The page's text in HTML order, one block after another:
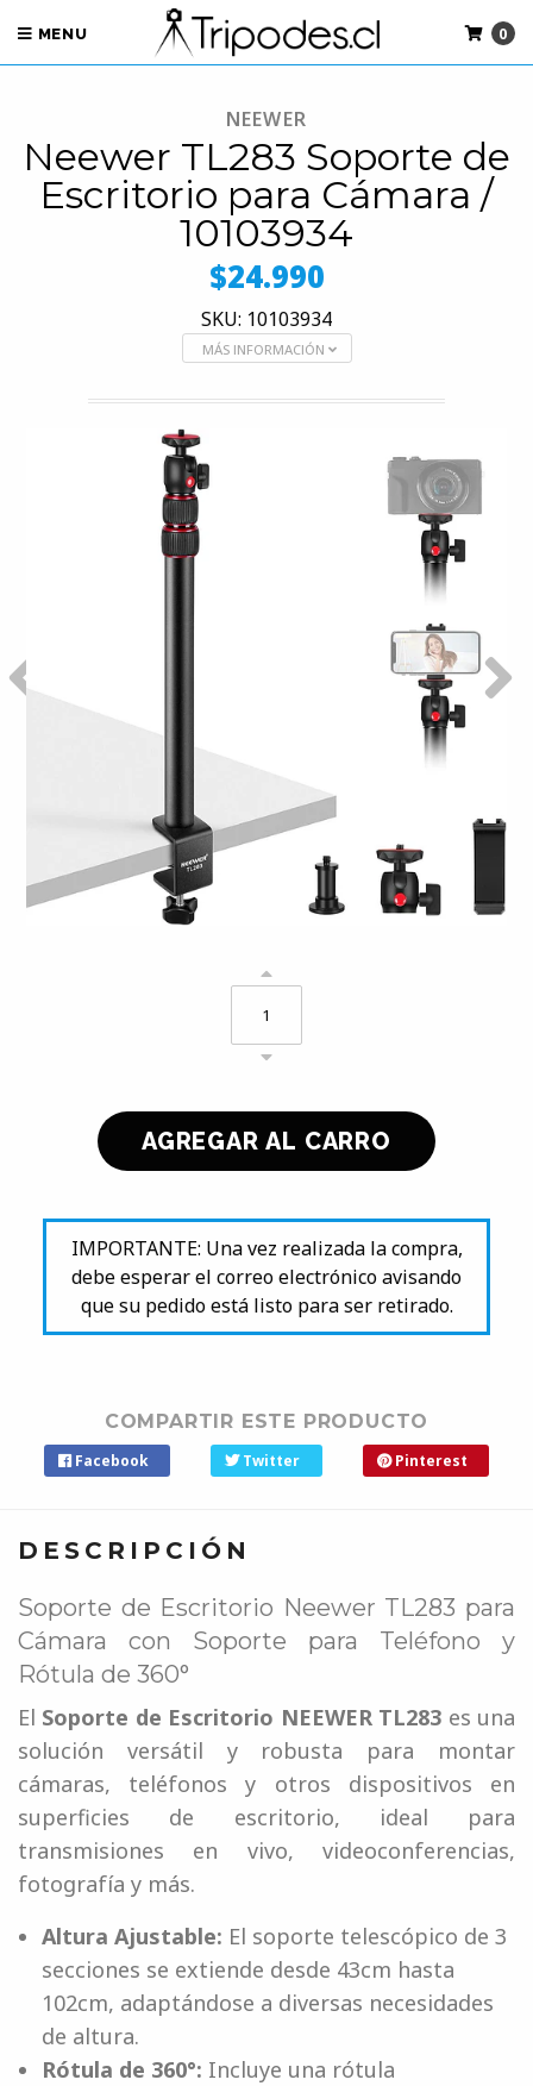
MENU 0
NEEWER
Neewer TL283 Soporte de
Escritorio para Cámara /
10103934
$24.990
SKU: 10103934
MÁS INFORMACIÓN
IMPORTANTE: Una vez realizada la compra,
debe esperar el correo electrónico avisando
que su pedido está listo para ser retirado.
COMPARTIR ESTE PRODUCTO
Facebook Twitter Pinterest
DESCRIPCIÓN
Soporte de Escritorio Neewer TL283 para
Cámara con Soporte para Teléfono y
Rótula de 360°
El Soporte de Escritorio NEEWER TL283 es una
solución versátil y robusta para montar
cámaras, teléfonos y otros dispositivos en
superficies de escritorio, ideal para
transmisiones en vivo, videoconferencias,
fotografía y más.
Altura Ajustable: El soporte telescópico de 3
secciones se extiende desde 43cm hasta
102cm, adaptándose a diversas necesidades
de altura.
Rótula de 360°: Incluye una rótula